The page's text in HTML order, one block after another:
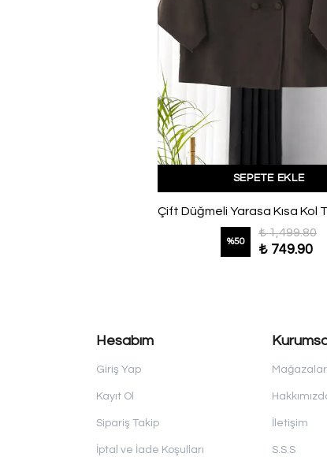
SEPETE EKLE
%50
₺ 1,499.80
₺ 749.90
Hesabım
Giriş Yap
Kayıt Ol
Sipariş Takip
İptal ve İade Koşulları
İletişim
S.S.S